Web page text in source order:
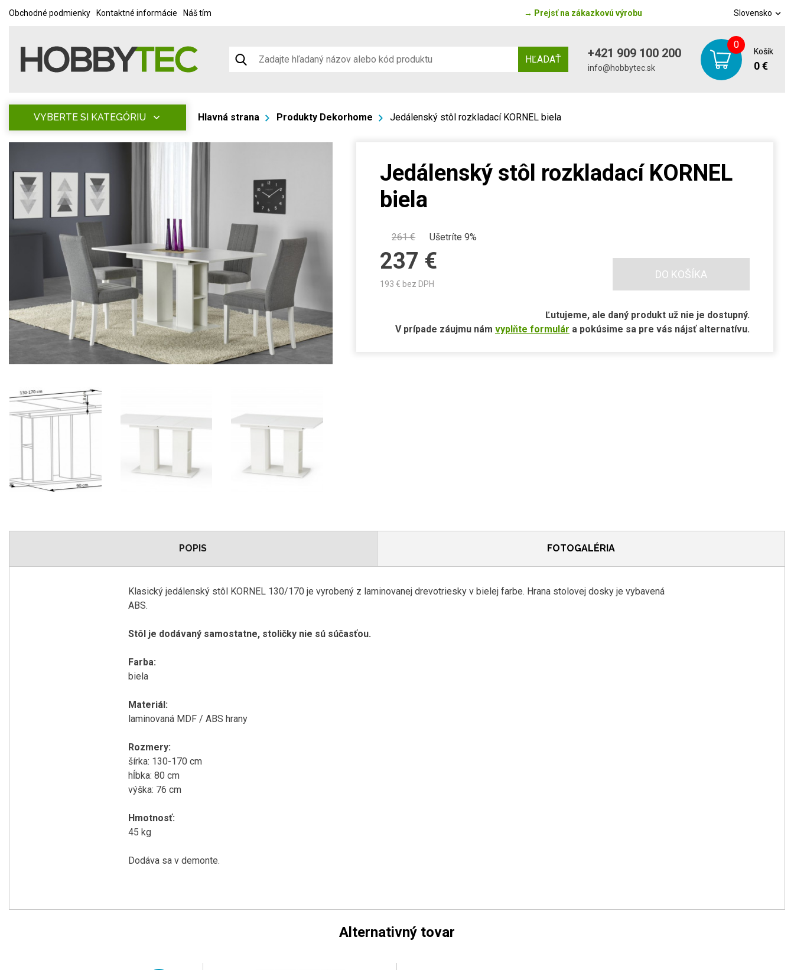
Obchodné podmienky Kontaktné informácie Náš tím → Prejsť na zákazkovú výrobu Slovensko
HĽADAŤ +421 909 100 200
info@hobbytec.sk
0
Košík
0 €
VYBERTE SI KATEGÓRIU Hlavná strana Produkty Dekorhome Jedálenský stôl rozkladací KORNEL biela
Jedálenský stôl rozkladací KORNEL
biela
261€ Ušetríte 9%
237 €
193 € bez DPH
DO KOŠÍKA
Ľutujeme, ale daný produkt už nie je dostupný.
V prípade záujmu nám vyplňte formulár a pokúsime sa pre vás nájsť alternatívu.
POPIS FOTOGALÉRIA
Klasický jedálenský stôl KORNEL 130/170 je vyrobený z laminovanej drevotriesky v bielej farbe. Hrana stolovej dosky je vybavená
ABS.
Stôl je dodávaný samostatne, stoličky nie sú súčasťou.
Farba:
biela
Materiál:
laminovaná MDF / ABS hrany
Rozmery:
šírka: 130-170 cm
hĺbka: 80 cm
výška: 76 cm
Hmotnosť:
45 kg
Dodáva sa v demonte.
Alternativný tovar